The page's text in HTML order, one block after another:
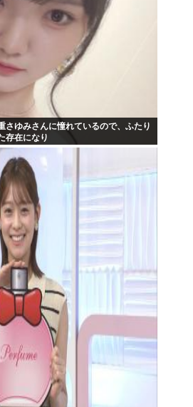
さゆみさんに憧れているので、ふたり
存在になり